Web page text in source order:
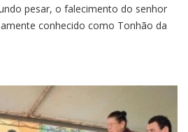
pesar, o falecimento do senhor
conhecido como Tonhão da